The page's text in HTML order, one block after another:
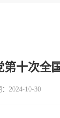
十次全
2024-10-30